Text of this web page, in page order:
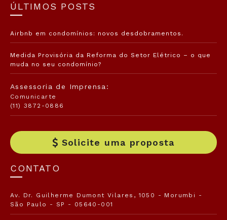
ÚLTIMOS POSTS
Airbnb em condomínios: novos desdobramentos.
Medida Provisória da Reforma do Setor Elétrico – o que
muda no seu condomínio?
Assessoria de Imprensa:
Comunicarte
(11) 3872-0886
Solicite uma proposta
CONTATO
Av. Dr. Guilherme Dumont Vilares, 1050 - Morumbi -
São Paulo - SP - 05640-001